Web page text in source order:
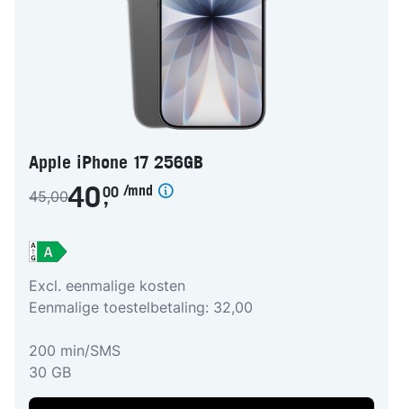
Apple iPhone 17 256GB
45,0040,
00 /mnd
Excl. eenmalige kosten
Eenmalige toestelbetaling: 32,00
200 min/SMS
30 GB